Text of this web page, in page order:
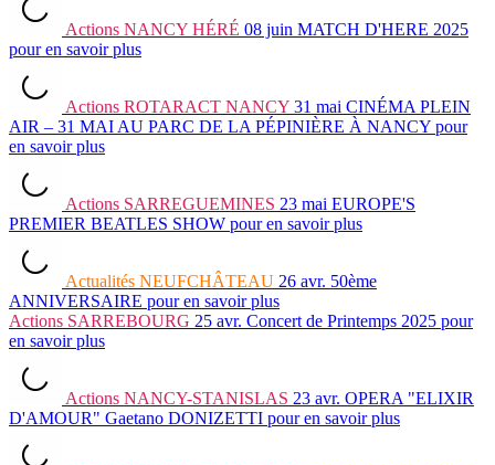
Actions NANCY HÉRÉ 08 juin MATCH D'HERE 2025
pour en savoir plus
Actions ROTARACT NANCY 31 mai CINÉMA PLEIN
AIR – 31 MAI AU PARC DE LA PÉPINIÈRE À NANCY pour
en savoir plus
Actions SARREGUEMINES 23 mai EUROPE'S
PREMIER BEATLES SHOW pour en savoir plus
Actualités NEUFCHÂTEAU 26 avr. 50ème
ANNIVERSAIRE pour en savoir plus
Actions SARREBOURG 25 avr. Concert de Printemps 2025 pour
en savoir plus
Actions NANCY-STANISLAS 23 avr. OPERA "ELIXIR
D'AMOUR" Gaetano DONIZETTI pour en savoir plus